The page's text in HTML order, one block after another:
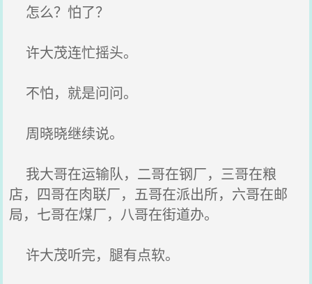
怎么？怕了？
许大茂连忙摇头。
不怕，就是问问。
周晓晓继续说。
我大哥在运输队，二哥在钢厂，三哥在粮
店，四哥在肉联厂，五哥在派出所，六哥在邮
局，七哥在煤厂，八哥在街道办。
许大茂听完，腿有点软。